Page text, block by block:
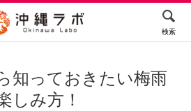
検索
知っておきたい梅雨
しみ方！